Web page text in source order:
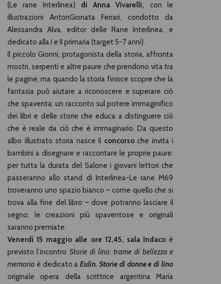
(Le rane Interlinea) di Anna Vivarelli, con le
illustrazioni AntonGionata Ferrari, condotto da
Alessandra Alva, editor delle Rane Interlinea, e
dedicato alla I e II primaria (target 5-7 anni).
Il piccolo Gionni, protagonista della storia, affronta
mostri, serpenti e altre paure che prendono vita tra
le pagine, ma quando la storia finisce scopre che la
fantasia può aiutare a riconoscere e superare ciò
che spaventa: un racconto sul potere immaginifico
dei libri e delle storie che educa a distinguere ciò
che è reale da ciò che è immaginario. Da questo
albo illustrato storia nasce il concorso che invita i
bambini a disegnare e raccontare le proprie paure:
per tutta la durata del Salone i giovani lettori che
passeranno allo stand di Interlinea-Le rane M69
troveranno uno spazio bianco – come quello che si
trova alla fine del libro – dove potranno lasciare il
segno: le creazioni più spaventose e originali
saranno premiate.
Venerdì 15 maggio alle ore 12,45, sala Indacoè
previsto l’incontro Storie di lino: trame di bellezza e
memoria è dedicato aEulin. Storie di donne e di lino
originale opera della scrittrice argentina María